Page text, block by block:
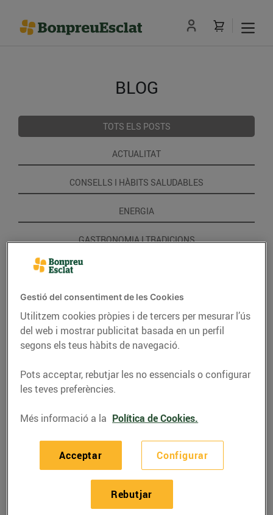
BLOG
TOTS ELS POSTS
ACTUALITAT
CONSELLS I HÀBITS SALUDABLES
ENERGIA
GASTRONOMIA I TRADICIONS
RECEPTES
‘Bricks’ de verdures
Gestió del consentiment de les Cookies
Utilitzem cookies pròpies i de tercers per mesurar l’ús
del web i mostrar publicitat basada en un perfil
segons els teus hàbits de navegació.
Pots acceptar, rebutjar les no essencials o configurar
les teves preferències.
Més informació a la Política de Cookies.
Configurar
Rebutjar
Acceptar